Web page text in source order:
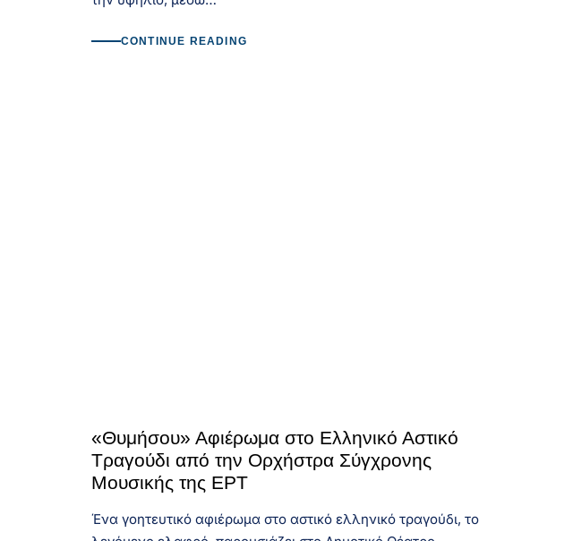
CONTINUE READING
«Θυμήσου» Αφιέρωμα στο Ελληνικό Αστικό
Τραγούδι από την Ορχήστρα Σύγχρονης
Μουσικής της ΕΡΤ
Ένα γοητευτικό αφιέρωμα στο αστικό ελληνικό τραγούδι, το